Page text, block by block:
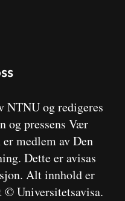
NTNU og redigeres
og pressens Vær
medlem av Den
Dette er avisas
Alt innhold er
© Universitetsavisa.